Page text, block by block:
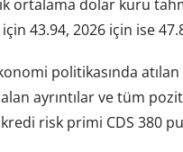
ortalama dolar kuru
43.94, 2026 için ise
politikasında
alan ayrıntılar ve tüm
risk primi CDS 380